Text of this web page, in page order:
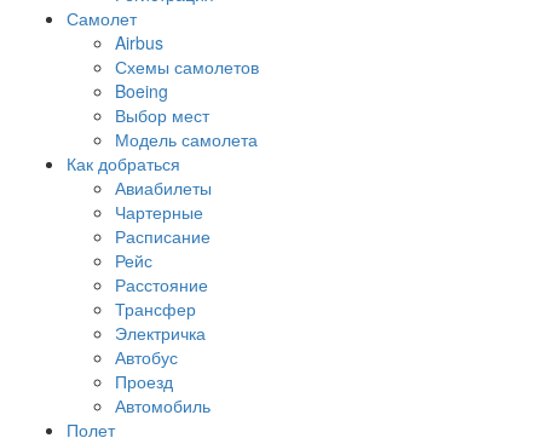
Самолет
Airbus
Схемы самолетов
Boeing
Выбор мест
Модель самолета
Как добраться
Авиабилеты
Чартерные
Расписание
Рейс
Расстояние
Трансфер
Электричка
Автобус
Проезд
Автомобиль
Полет